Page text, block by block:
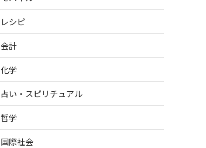
レシピ
会計
化学
占い・スピリチュアル
哲学
国際社会